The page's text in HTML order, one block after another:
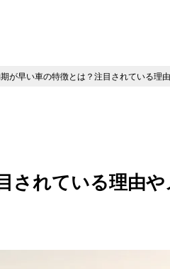
が早い車の特徴とは？注目されている理
されている理由